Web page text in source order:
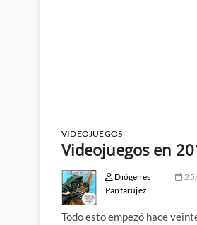
VIDEOJUEGOS
Videojuegos en
Diógenes
Pantarújez
Todo esto empezó hace